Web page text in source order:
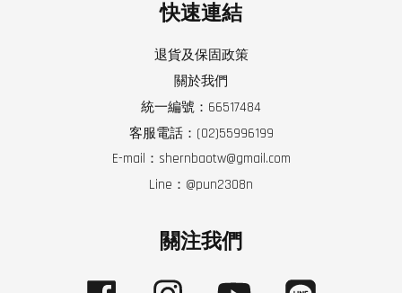
快速連結
退貨及保固政策
關於我們
統一編號：66517484
客服電話：(02)55996199
E-mail：shernbaotw@gmail.com
Line：@pun2308n
關注我們
Facebook Instagram YouTube